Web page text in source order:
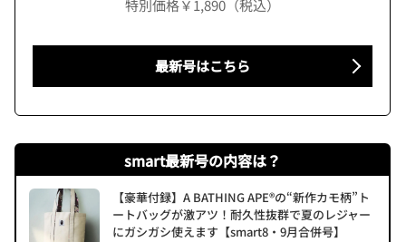
特別価格￥1,890（税込）
最新号はこちら
smart最新号の内容は？
【豪華付録】A BATHING APE®の“新作カモ柄”ト
ートバッグが激アツ！耐久性抜群で夏のレジャー
にガシガシ使えます【smart8・9月合併号】